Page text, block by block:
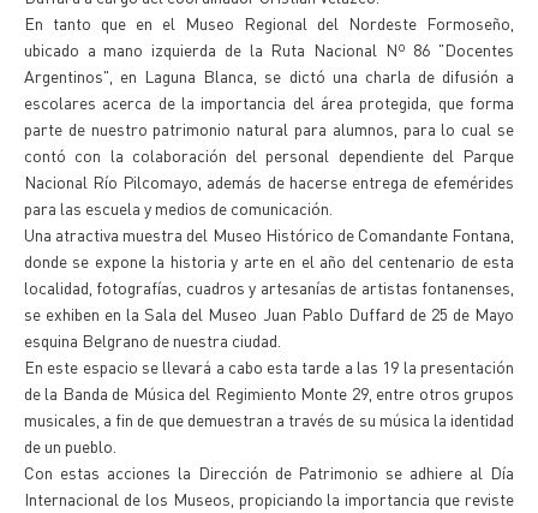
En tanto que en el Museo Regional del Nordeste Formoseño,
ubicado a mano izquierda de la Ruta Nacional Nº 86 "Docentes
Argentinos", en Laguna Blanca, se dictó una charla de difusión a
escolares acerca de la importancia del área protegida, que forma
parte de nuestro patrimonio natural para alumnos, para lo cual se
contó con la colaboración del personal dependiente del Parque
Nacional Río Pilcomayo, además de hacerse entrega de efemérides
para las escuela y medios de comunicación.
Una atractiva muestra del Museo Histórico de Comandante Fontana,
donde se expone la historia y arte en el año del centenario de esta
localidad, fotografías, cuadros y artesanías de artistas fontanenses,
se exhiben en la Sala del Museo Juan Pablo Duffard de 25 de Mayo
esquina Belgrano de nuestra ciudad.
En este espacio se llevará a cabo esta tarde a las 19 la presentación
de la Banda de Música del Regimiento Monte 29, entre otros grupos
musicales, a fin de que demuestran a través de su música la identidad
de un pueblo.
Con estas acciones la Dirección de Patrimonio se adhiere al Día
Internacional de los Museos, propiciando la importancia que reviste